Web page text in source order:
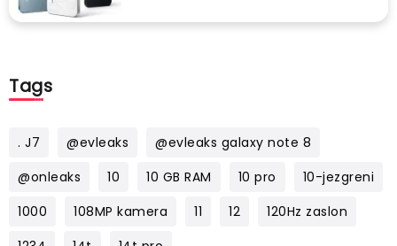
Tags
. J7 @evleaks
@evleaks galaxy note 8
@onleaks
10 10 GB RAM 10 pro
10-jezgreni
1000
108MP kamera 11 12
120Hz zaslon